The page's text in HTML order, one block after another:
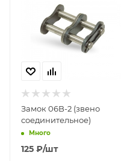
Замок 06B-2 (звено
соединительное)
Много
125 ₽/шт